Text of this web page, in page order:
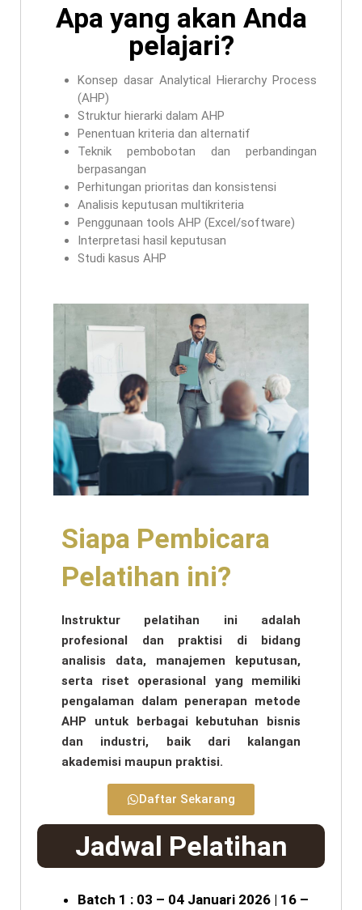
Apa yang akan Anda
pelajari?
Konsep dasar Analytical Hierarchy Process
(AHP)
Struktur hierarki dalam AHP
Penentuan kriteria dan alternatif
Teknik pembobotan dan perbandingan
berpasangan
Perhitungan prioritas dan konsistensi
Analisis keputusan multikriteria
Penggunaan tools AHP (Excel/software)
Interpretasi hasil keputusan
Studi kasus AHP
Siapa Pembicara
Pelatihan ini?
Instruktur pelatihan ini adalah
profesional dan praktisi di bidang
analisis data, manajemen keputusan,
serta riset operasional yang memiliki
pengalaman dalam penerapan metode
AHP untuk berbagai kebutuhan bisnis
dan industri, baik dari kalangan
akademisi maupun praktisi.
Daftar Sekarang
Jadwal Pelatihan
Batch 1 : 03 – 04 Januari 2026 | 16 –